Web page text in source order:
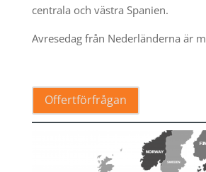
centrala och västra Spanien.
Avresedag från Nederländerna är
Offertförfrågan